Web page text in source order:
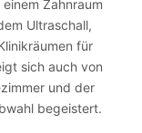
Zahnraum
Ultraschall,
für
sich auch von
und der
begeistert.